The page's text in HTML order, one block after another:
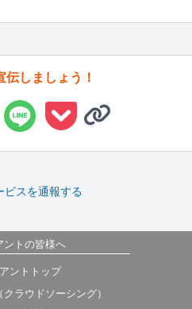
伝しましょう！
ビスを通報する
ントの皆様へ
ントトップ
ラウドソーシング）